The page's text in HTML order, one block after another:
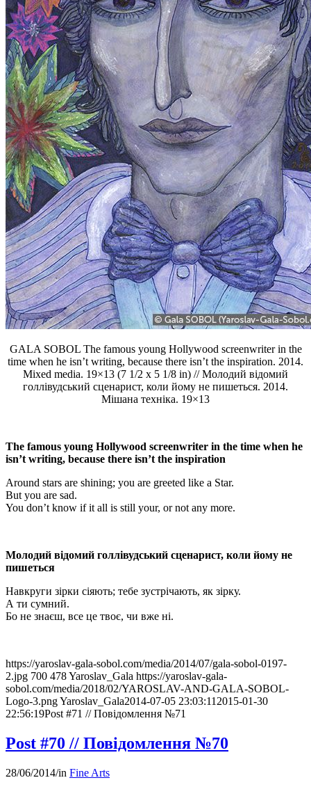
GALA SOBOL The famous young Hollywood screenwriter in the
time when he isn’t writing, because there isn’t the inspiration. 2014.
Mixed media. 19×13 (7 1/2 x 5 1/8 in) // Молодий відомий
голлівудський сценарист, коли йому не пишеться. 2014.
Мішана техніка. 19×13
The famous young Hollywood screenwriter in the time when he
isn’t writing, because there isn’t the inspiration
Around stars are shining; you are greeted like a Star.
But you are sad.
You don’t know if it all is still your, or not any more.
Молодий відомий голлівудський сценарист, коли йому не
пишеться
Навкруги зірки сіяють; тебе зустрічають, як зірку.
А ти сумний.
Бо не знаєш, все це твоє, чи вже ні.
https://yaroslav-gala-sobol.com/media/2014/07/gala-sobol-0197-
2.jpg 700 478Yaroslav_Gala https://yaroslav-gala-
sobol.com/media/2018/02/YAROSLAV-AND-GALA-SOBOL-
Logo-3.pngYaroslav_Gala2014-07-05 23:03:11 2015-01-30
22:56:19Post #71 // Повідомлення №71
Post #70 // Повідомлення №70
28/06/2014/in Fine Arts